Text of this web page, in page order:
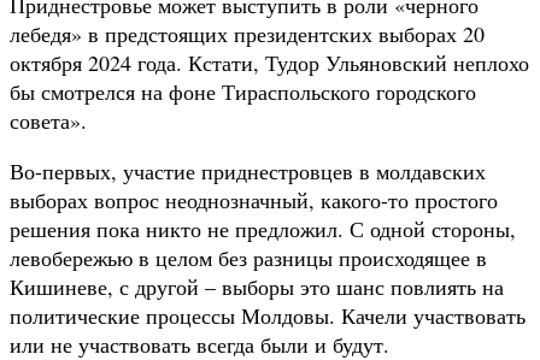
лебедя» в предстоящих президентских выборах 20
октября 2024 года. Кстати, Тудор Ульяновский неплохо
бы смотрелся на фоне Тираспольского городского
совета».
Во-первых, участие приднестровцев в молдавских
выборах вопрос неоднозначный, какого-то простого
решения пока никто не предложил. С одной стороны,
левобережью в целом без разницы происходящее в
Кишиневе, с другой – выборы это шанс повлиять на
политические процессы Молдовы. Качели участвовать
или не участвовать всегда были и будут.